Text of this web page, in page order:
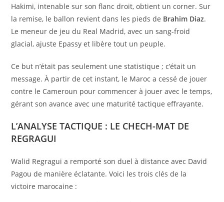
Hakimi, intenable sur son flanc droit, obtient un corner. Sur
la remise, le ballon revient dans les pieds de Brahim Diaz.
Le meneur de jeu du Real Madrid, avec un sang-froid
glacial, ajuste Epassy et libère tout un peuple.
Ce but n’était pas seulement une statistique ; c’était un
message. À partir de cet instant, le Maroc a cessé de jouer
contre le Cameroun pour commencer à jouer avec le temps,
gérant son avance avec une maturité tactique effrayante.
L’ANALYSE TACTIQUE : LE CHECH-MAT DE
REGRAGUI
Walid Regragui a remporté son duel à distance avec David
Pagou de manière éclatante. Voici les trois clés de la
victoire marocaine :